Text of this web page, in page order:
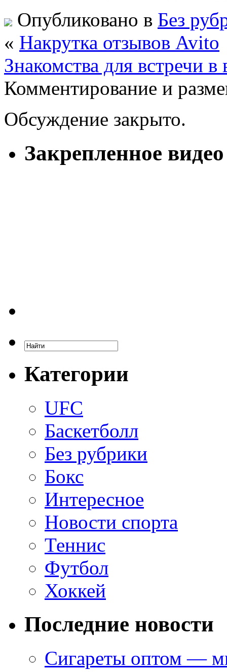
Опубликовано в Без
« Накрутка отзывов Avito
Знакомства для встречи в
Комментирование и
Обсуждение закрыто.
Закрепленное видео
Категории
UFC
Баскетболл
Без рубрики
Бокс
Интересное
Новости спорта
Теннис
Футбол
Хоккей
Последние новости
Сигареты оптом —